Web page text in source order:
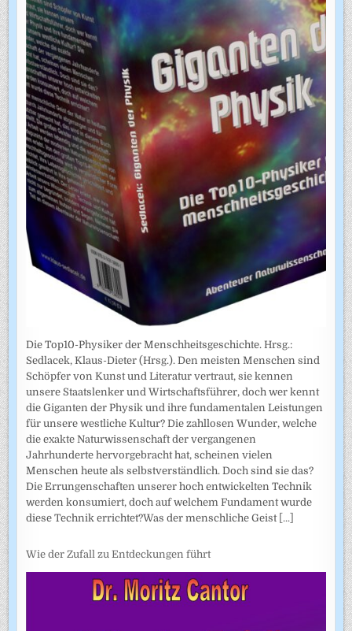
Die Top10-Physiker der Menschheitsgeschichte. Hrsg.:
Sedlacek, Klaus-Dieter (Hrsg.). Den meisten Menschen sind
Schöpfer von Kunst und Literatur vertraut, sie kennen
unsere Staatslenker und Wirtschaftsführer, doch wer kennt
die Giganten der Physik und ihre fundamentalen Leistungen
für unsere westliche Kultur? Die zahllosen Wunder, welche
die exakte Naturwissenschaft der vergangenen
Jahrhunderte hervorgebracht hat, scheinen vielen
Menschen heute als selbstverständlich. Doch sind sie das?
Die Errungenschaften unserer hoch entwickelten Technik
werden konsumiert, doch auf welchem Fundament wurde
diese Technik errichtet?Was der menschliche Geist [...]
Wie der Zufall zu Entdeckungen führt